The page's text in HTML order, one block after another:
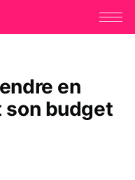
en
son budget